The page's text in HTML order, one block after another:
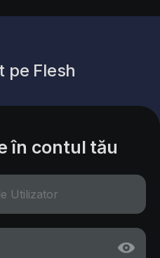
pe Flesh
în contul tău